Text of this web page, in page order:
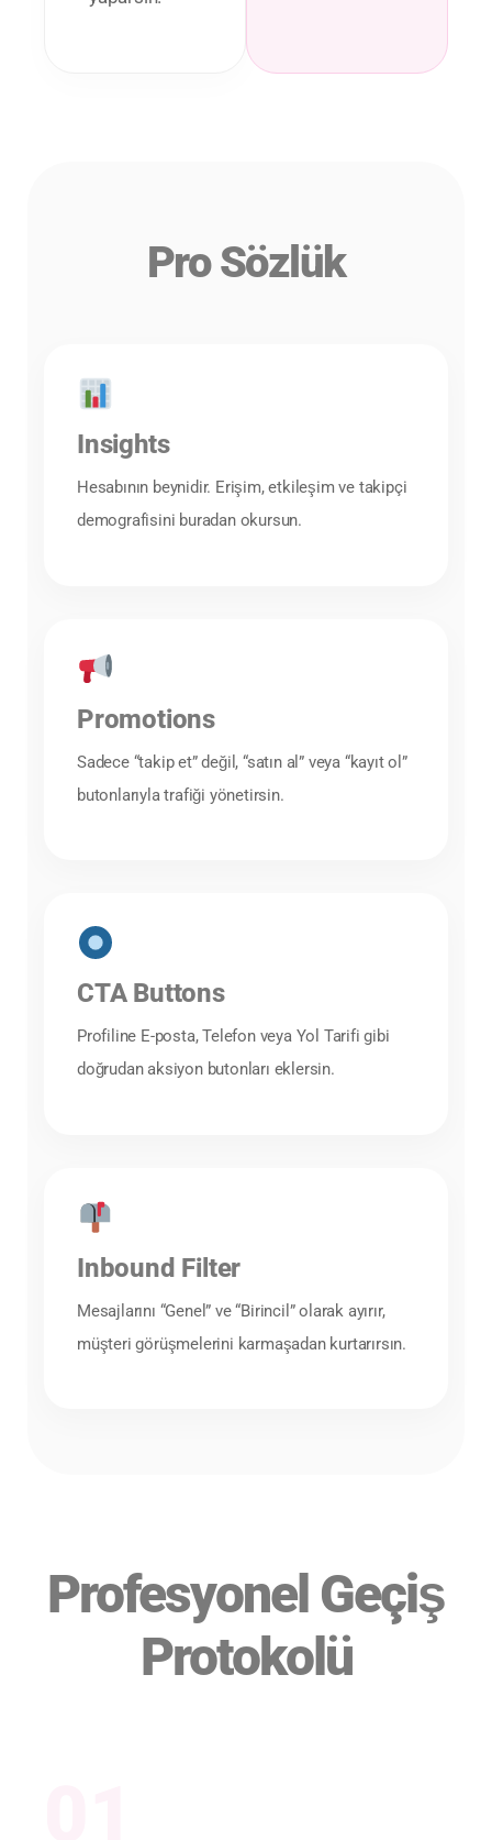
Pro Sözlük
Insights
Hesabının beynidir. Erişim, etkileşim ve takipçi
demografisini buradan okursun.
Promotions
Sadece “takip et” değil, “satın al” veya “kayıt ol”
butonlarıyla trafiği yönetirsin.
CTA Buttons
Profiline E-posta, Telefon veya Yol Tarifi gibi
doğrudan aksiyon butonları eklersin.
Inbound Filter
Mesajlarını “Genel” ve “Birincil” olarak ayırır,
müşteri görüşmelerini karmaşadan kurtarırsın.
Profesyonel Geçiş
Protokolü